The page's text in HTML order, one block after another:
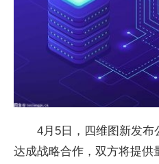
4月5日，四维图新发
达成战略合作，双方将提供